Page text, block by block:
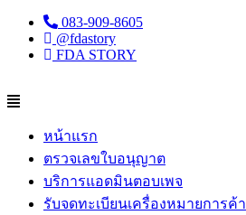
083-909-8605
@fdastory
FDA STORY
หน้าแรก
ตรวจเลขใบอนุญาต
บริการแอดมินตอบเพจ
รับจดทะเบียนเครื่องหมายการค้า